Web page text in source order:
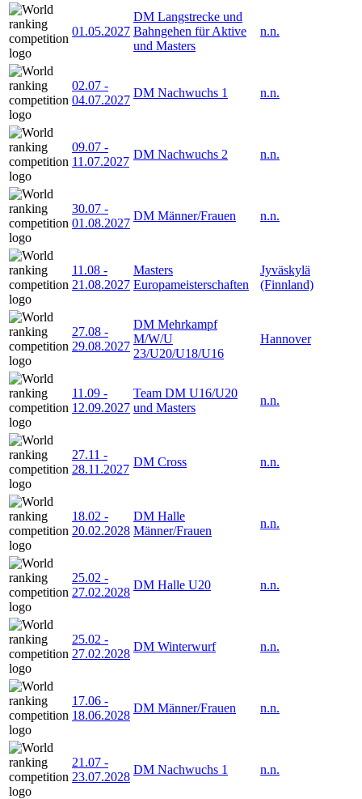
01.05.2027
DM Langstrecke und
Bahngehen für Aktive
und Masters
n.n.
02.07 -
04.07.2027
DM Nachwuchs 1 n.n.
09.07 -
11.07.2027
DM Nachwuchs 2 n.n.
30.07 -
01.08.2027
DM Männer/Frauen n.n.
11.08 -
21.08.2027
Masters
Europameisterschaften
Jyväskylä
(Finnland)
27.08 -
29.08.2027
DM Mehrkampf
M/W/U
23/U20/U18/U16
Hannover
11.09 -
12.09.2027
Team DM U16/U20
und Masters
n.n.
27.11 -
28.11.2027
DM Cross n.n.
18.02 -
20.02.2028
DM Halle
Männer/Frauen
n.n.
25.02 -
27.02.2028
DM Halle U20 n.n.
25.02 -
27.02.2028
DM Winterwurf n.n.
17.06 -
18.06.2028
DM Männer/Frauen n.n.
21.07 -
23.07.2028
DM Nachwuchs 1 n.n.